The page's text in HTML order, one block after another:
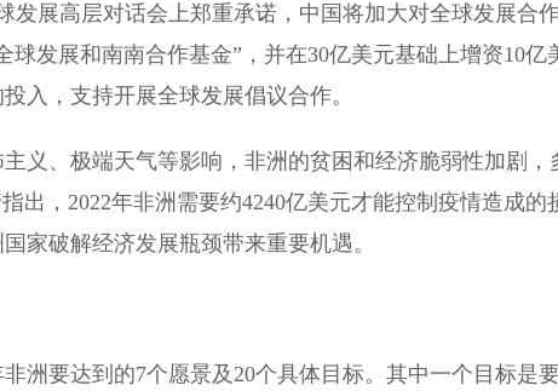
展高层对话会上郑重承诺，中国将加大对全球发展合
球发展和南南合作基金”，并在30亿美元基础上增资10亿
入，支持开展全球发展倡议合作。
、极端天气等影响，非洲的贫困和经济脆弱性加剧，
出，2022年非洲需要约4240亿美元才能控制疫情造成的
家破解经济发展瓶颈带来重要机遇。
要达到的7个愿景及20个具体目标。其中一个目标是